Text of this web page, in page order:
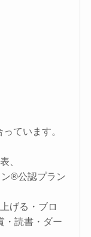
ています。
、
®公認プラン
げる・ブロ
・読書・ダー